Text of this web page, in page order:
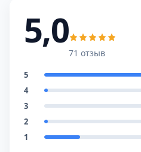
5,0
71 отзыв
5
4
3
2
1